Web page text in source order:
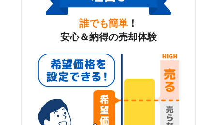
誰でも簡単 ！
安心＆納得の売却体験